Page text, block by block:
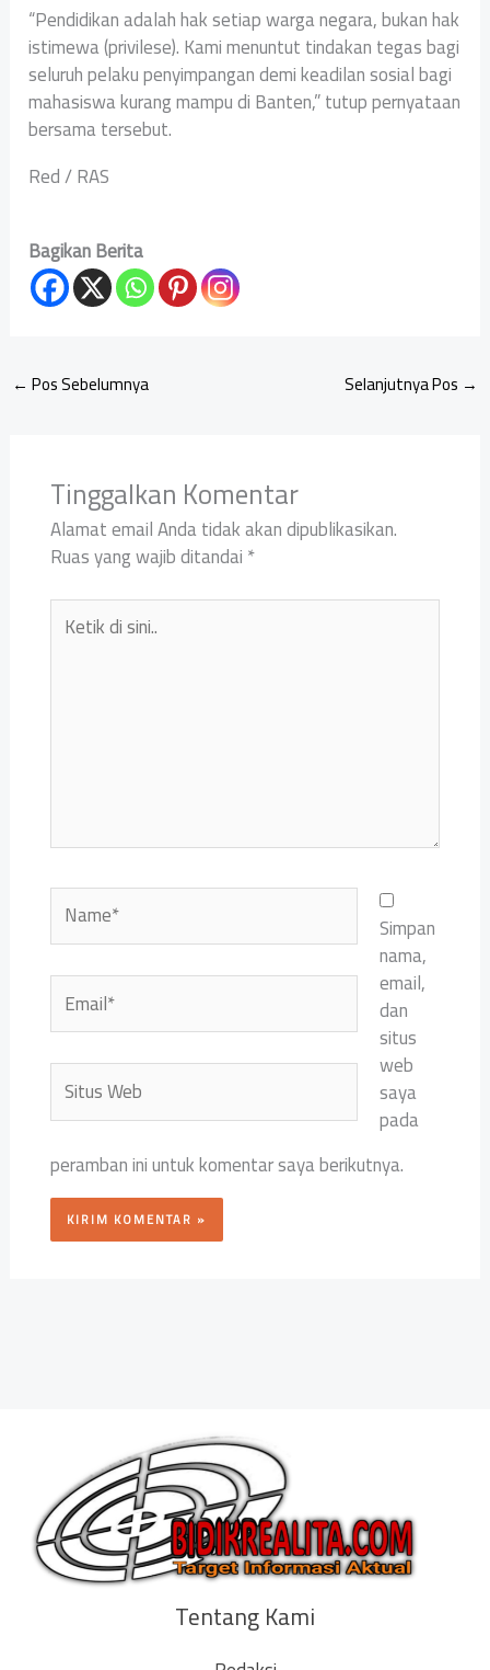
‎“Pendidikan adalah hak setiap warga negara, bukan hak
istimewa (privilese). Kami menuntut tindakan tegas bagi
seluruh pelaku penyimpangan demi keadilan sosial bagi
mahasiswa kurang mampu di Banten,” tutup pernyataan
bersama tersebut.
Red / RAS
Bagikan Berita
← Pos Sebelumnya Selanjutnya Pos →
Tinggalkan Komentar
Alamat email Anda tidak akan dipublikasikan.
Ruas yang wajib ditandai*
Ketik
Name*
Email*
Situs
Web
Simpan
nama,
email,
dan
situs
web
saya
pada
peramban ini untuk komentar saya berikutnya.
Tentang Kami